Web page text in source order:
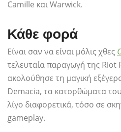
Camille και Warwick.
Κάθε φορά
Είναι σαν να είναι μόλις χθες
τελευταία παραγωγή της Riot
ακολούθησε τη μαγική
Demacia, τα κατορθώματα
λίγο διαφορετικά, τόσο σε
gameplay.